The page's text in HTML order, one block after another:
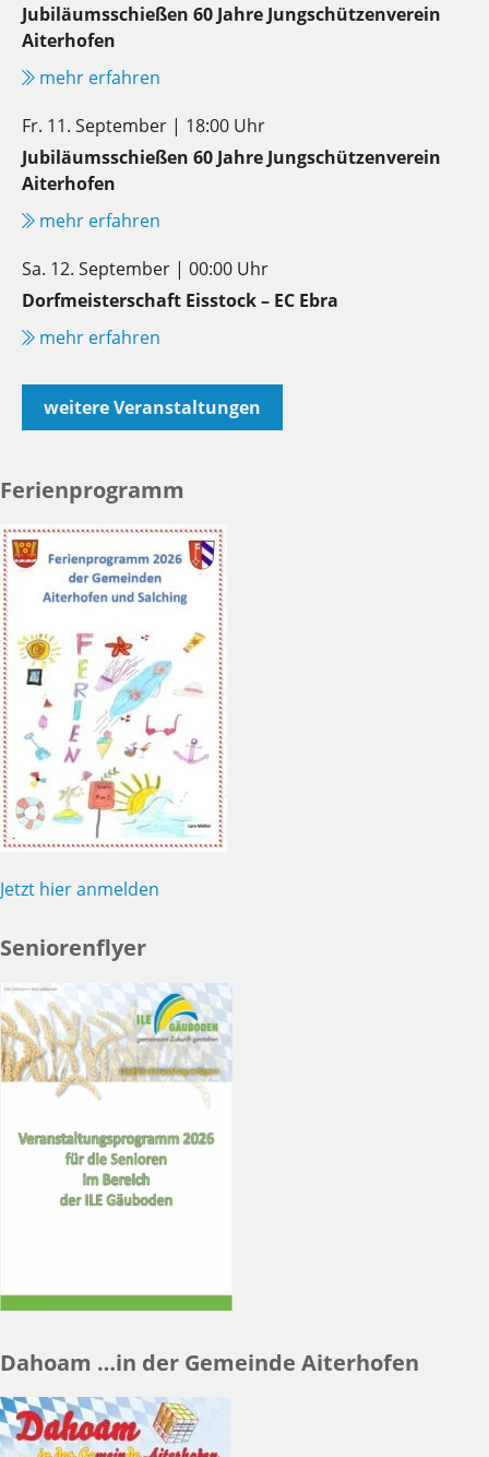
Jubiläumsschießen 60 Jahre Jungschützenverein
Aiterhofen
mehr erfahren
Fr. 11. September | 18:00 Uhr
Jubiläumsschießen 60 Jahre Jungschützenverein
Aiterhofen
mehr erfahren
Sa. 12. September | 00:00 Uhr
Dorfmeisterschaft Eisstock – EC Ebra
mehr erfahren
weitere Veranstaltungen
Ferienprogramm
Jetzt hier anmelden
Seniorenflyer
Dahoam …in der Gemeinde Aiterhofen